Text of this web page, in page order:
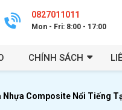
0827011011
Mon - Fri: 8:00 - 17:00
CHÍNH SÁCH
Nhựa Composite Nổi Tiếng